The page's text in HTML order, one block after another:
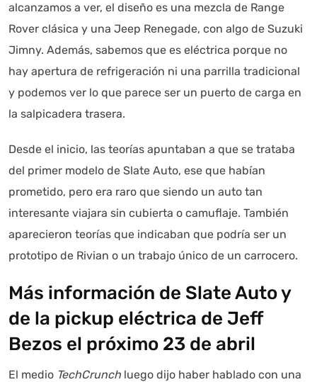
alcanzamos a ver, el diseño es una mezcla de Range
Rover clásica y una Jeep Renegade, con algo de Suzuki
Jimny. Además, sabemos que es eléctrica porque no
hay apertura de refrigeración ni una parrilla tradicional
y podemos ver lo que parece ser un puerto de carga en
la salpicadera trasera.
Desde el inicio, las teorías apuntaban a que se trataba
del primer modelo de Slate Auto, ese que habían
prometido, pero era raro que siendo un auto tan
interesante viajara sin cubierta o camuflaje. También
aparecieron teorías que indicaban que podría ser un
prototipo de Rivian o un trabajo único de un carrocero.
Más información de Slate Auto y
de la pickup eléctrica de Jeff
Bezos el próximo 23 de abril
El medio TechCrunch luego dijo haber hablado con una